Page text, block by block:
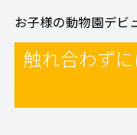
お子様の動物園デビ
触れ合わず